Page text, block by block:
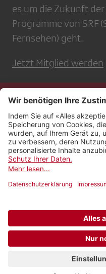
es um die Zukunft der
Programme von SRF
Fernsehen) geht.
Jetzt Mitglied werden
Kontakt
Impressum
Rechtliches
Netiquette
Newsletter